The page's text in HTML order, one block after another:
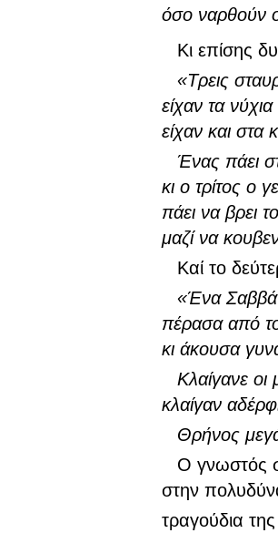
όσο ναρθούν
Κι επίσης
«Τρεις
είχαν τα
είχαν και στα
Ένας πάει
κι ο τρίτος ο
πάει να βρει
μαζί να
Καί το
«Ένα
πέρασα από
κι άκουσα
Κλαίγανε οι
κλαίγαν
Θρήνος
Ο γνωστός
στην
τραγούδια